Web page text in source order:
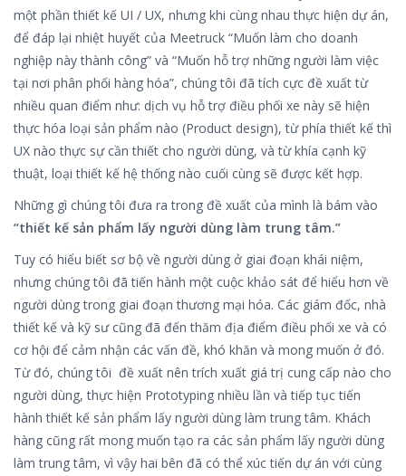
một phần thiết kế UI / UX, nhưng khi cùng nhau thực hiện dự án,
để đáp lại nhiệt huyết của Meetruck “Muốn làm cho doanh
nghiệp này thành công” và “Muốn hỗ trợ những người làm việc
tại nơi phân phối hàng hóa”, chúng tôi đã tích cực đề xuất từ
nhiều quan điểm như: dịch vụ hỗ trợ điều phối xe này sẽ hiện
thực hóa loại sản phẩm nào (Product design), từ phía thiết kế thì
UX nào thực sự cần thiết cho người dùng, và từ khía cạnh kỹ
thuật, loại thiết kế hệ thống nào cuối cùng sẽ được kết hợp.
Những gì chúng tôi đưa ra trong đề xuất của mình là bám vào
“thiết kế sản phẩm lấy người dùng làm trung tâm.”
Tuy có hiểu biết sơ bộ về người dùng ở giai đoạn khái niệm,
nhưng chúng tôi đã tiến hành một cuộc khảo sát để hiểu hơn về
người dùng trong giai đoạn thương mại hóa. Các giám đốc, nhà
thiết kế và kỹ sư cũng đã đến thăm địa điểm điều phối xe và có
cơ hội để cảm nhận các vấn đề, khó khăn và mong muốn ở đó.
Từ đó, chúng tôi đề xuất nên trích xuất giá trị cung cấp nào cho
người dùng, thực hiện Prototyping nhiều lần và tiếp tục tiến
hành thiết kế sản phẩm lấy người dùng làm trung tâm. Khách
hàng cũng rất mong muốn tạo ra các sản phẩm lấy người dùng
làm trung tâm, vì vậy hai bên đã có thể xúc tiến dự án với cùng